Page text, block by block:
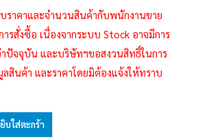
ราคาและจำนวนสินค้ากับพนักงานขาย
รสั่งซื้อ เนื่องจากระบบ Stock อาจมีการ
าปัจจุบัน และบริษัทฯขอสงวนสิทธิ์ในการ
สินค้า และราคาโดยมิต้องแจ้งให้ทราบ
บใส่ตะกร้า